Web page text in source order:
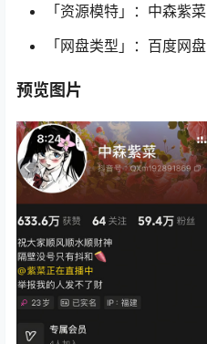
「资源模特」：中森紫菜
「网盘类型」：百度网盘
预览图片